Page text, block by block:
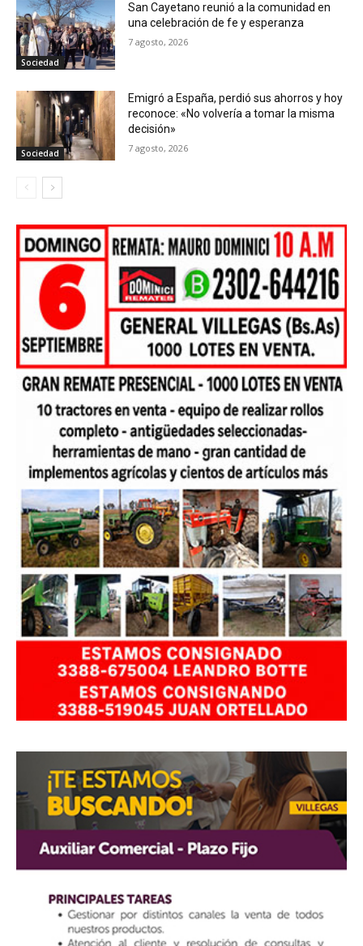
Sociedad
San Cayetano reunió a la comunidad en
una celebración de fe y esperanza
7 agosto, 2026
Sociedad
Emigró a España, perdió sus ahorros y hoy
reconoce: «No volvería a tomar la misma
decisión»
7 agosto, 2026